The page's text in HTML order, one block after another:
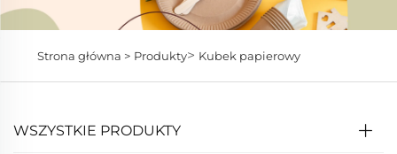
Strona główna > Produkty> Kubek papierowy
WSZYSTKIE PRODUKTY